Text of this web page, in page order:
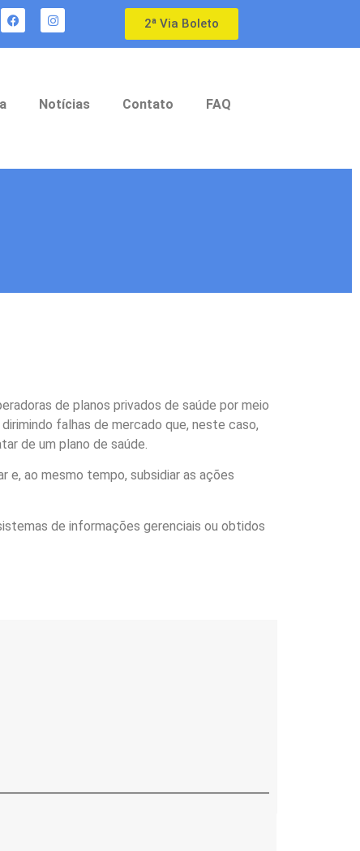
2ª Via Boleto
Notícias Contato FAQ
de planos privados de saúde por meio
falhas de mercado que, neste caso,
de um plano de saúde.
e, ao mesmo tempo, subsidiar as ações
de informações gerenciais ou obtidos